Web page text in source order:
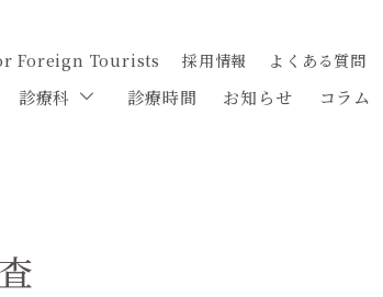
Foreign Tourists 採用情報 よくある質問
診療科 診療時間 お知らせ コラム